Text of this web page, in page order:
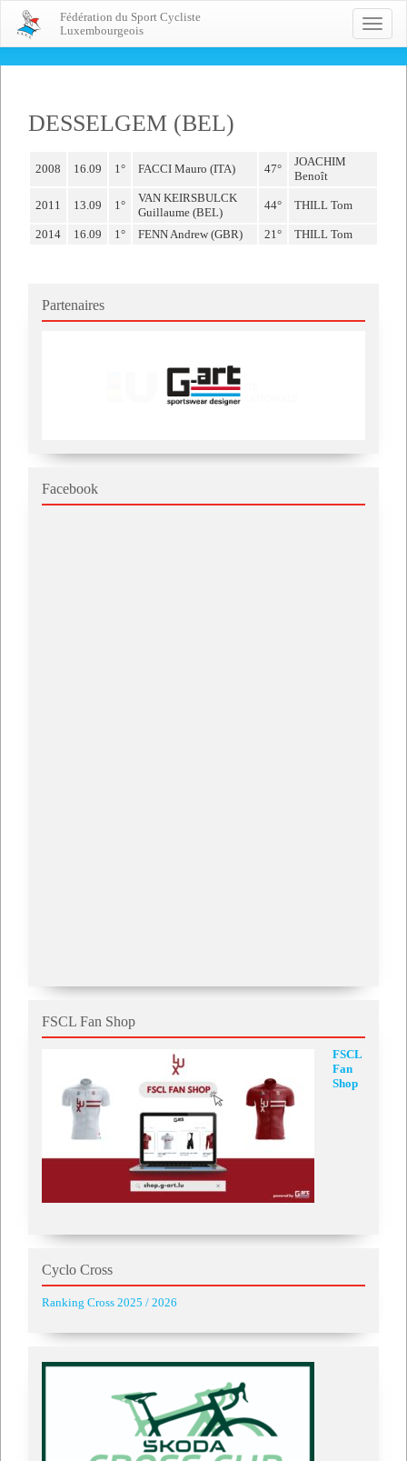
Toggle
Fédération du Sport Cycliste
Luxembourgeois
DESSELGEM (BEL)
2008 16.09 1° FACCI Mauro (ITA) 47°
JOACHIM
Benoît
2011 13.09 1°
VAN KEIRSBULCK
Guillaume (BEL)
44° THILL Tom
2014 16.09 1° FENN Andrew (GBR) 21° THILL Tom
Partenaires
Facebook
FSCL Fan Shop
FSCL
Fan
Shop
Cyclo Cross
Ranking Cross 2025 / 2026